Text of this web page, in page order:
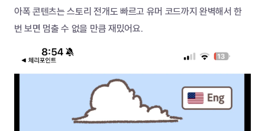
아폭 콘텐츠는 스토리 전개도 빠르고 유머 코드까지 완벽해서 한
번 보면 멈출 수 없을 만큼 재밌어요.